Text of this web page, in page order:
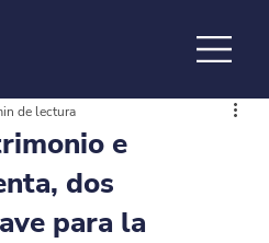
de la
e
dos
para la
de lectura